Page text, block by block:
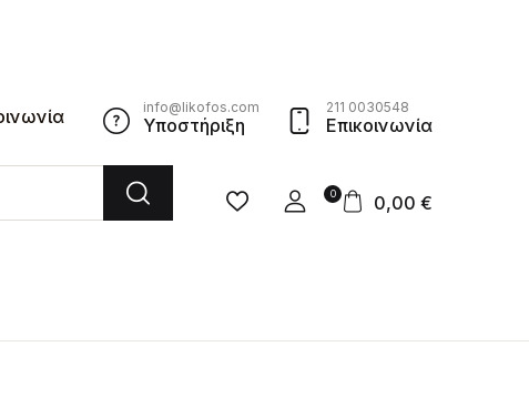
info@likofos.com
Υποστήριξη
211 0030548
Επικοινωνία
0 0,00 €